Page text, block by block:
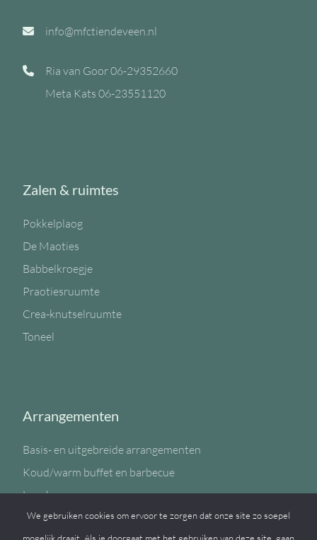
info@mfctiendeveen.nl
Ria van Goor06-29352660
Meta Kats 06-23551120
Zalen & ruimtes
Pokkelplaog
De Maoties
Babbelkroegje
Praotiesruumte
Crea-knutselruumte
Toneel
Arrangementen
Basis- en uitgebreide arrangementen
Koud/warm buffet en barbecue
Lunch
Sportzaal
We gebruiken cookies om ervoor te zorgen dat onze site zo soepel